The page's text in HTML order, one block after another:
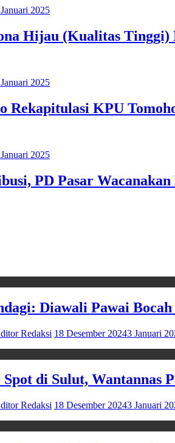
2025
Hijau (Kualitas Tinggi)
2025
Rekapitulasi KPU
2025
PD Pasar
Diawali Pawai
Redaksi 18 Desember 20243 Januari
di Sulut, Wantannas
Redaksi 18 Desember 20243 Januari